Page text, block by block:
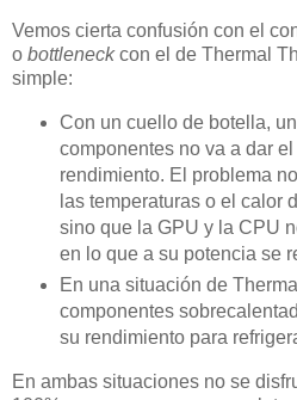
Vemos cierta confusión con el
o bottleneckcon el de Thermal
simple:
Con un cuello de botella,
componentes no va a dar
rendimiento. El problema
las temperaturas o el calor
sino que la GPU y la CPU
en lo que a su potencia se
En una situación de
componentes
su rendimiento para
En ambas situaciones no se